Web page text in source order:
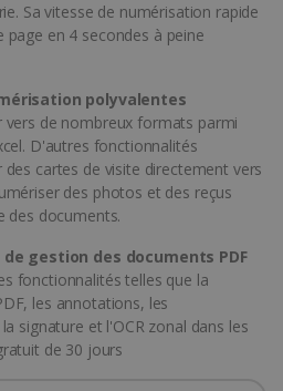
Sa vitesse de numérisation rapide
en 4 secondes à peine
polyvalentes
de nombreux formats parmi
D'autres fonctionnalités
cartes de visite directement vers
des photos et des reçus
des documents.
gestion des documents PDF
fonctionnalités telles que la
les annotations, les
signature et l'OCR zonal dans les
de 30 jours